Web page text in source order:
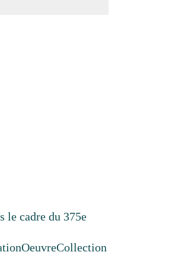
le cadre du 375e
OeuvreCollection